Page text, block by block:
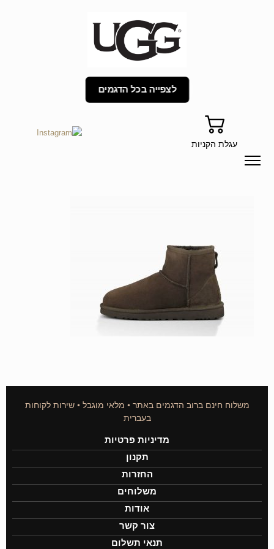
לצפייה בכל הדגמים
עגלת הקניות
משלוח חינם ברוב הדגמים באתר • מלאי מוגבל • שירות לקוחות
בעברית
מדיניות פרטיות
תקנון
החזרות
משלוחים
אודות
צור קשר
תנאי תשלום